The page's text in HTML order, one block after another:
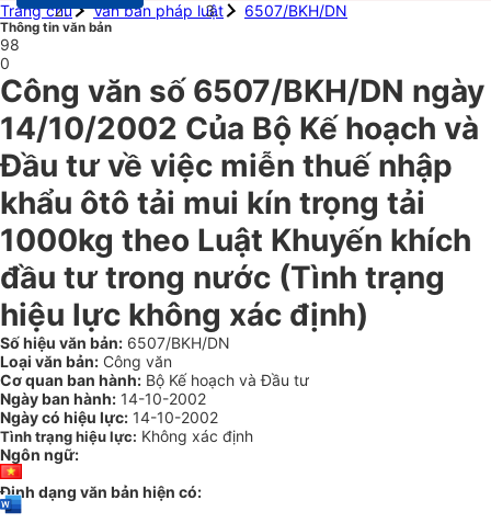
Trang chủ
Văn bản pháp luật 6507/BKH/DN
Thông tin văn bản
98
0
Công văn số 6507/BKH/DN ngày
14/10/2002 Của Bộ Kế hoạch và
Đầu tư về việc miễn thuế nhập
khẩu ôtô tải mui kín trọng tải
1000kg theo Luật Khuyến khích
đầu tư trong nước (Tình trạng
hiệu lực không xác định)
Số hiệu văn bản: 6507/BKH/DN
Loại văn bản: Công văn
Cơ quan ban hành: Bộ Kế hoạch và Đầu tư
Ngày ban hành: 14-10-2002
Ngày có hiệu lực: 14-10-2002
Tình trạng hiệu lực: Không xác định
Ngôn ngữ:
Định dạng văn bản hiện có: